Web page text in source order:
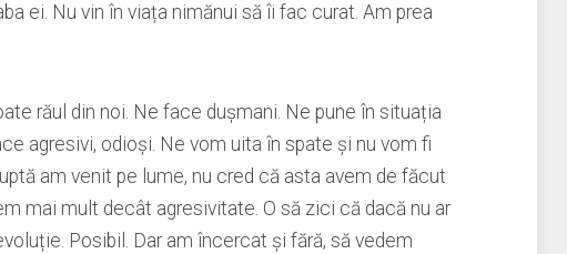
ei. Nu vin în viața nimănui să îi fac curat. Am prea
răul din noi. Ne face dușmani. Ne pune în situația
agresivi, odioși. Ne vom uita în spate și nu vom fi
am venit pe lume, nu cred că asta avem de făcut
mai mult decât agresivitate. O să zici că dacă nu ar
Posibil. Dar am încercat și fără, să vedem